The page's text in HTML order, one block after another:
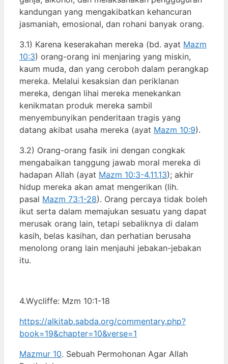
kandungan yang mengakibatkan kehancuran
jasmaniah, emosional, dan rohani banyak orang.
3.1) Karena keserakahan mereka (bd. ayat Mazm
10:3) orang-orang ini menjaring yang miskin,
kaum muda, dan yang ceroboh dalam perangkap
mereka. Melalui kesaksian dan periklanan
mereka, dengan lihai mereka menekankan
kenikmatan produk mereka sambil
menyembunyikan penderitaan tragis yang
datang akibat usaha mereka (ayat Mazm 10:9).
3.2) Orang-orang fasik ini dengan congkak
mengabaikan tanggung jawab moral mereka di
hadapan Allah (ayat Mazm 10:3-4,11,13); akhir
hidup mereka akan amat mengerikan (lih.
pasal Mazm 73:1-28). Orang percaya tidak boleh
ikut serta dalam memajukan sesuatu yang dapat
merusak orang lain, tetapi sebaliknya di dalam
kasih, belas kasihan, dan perhatian berusaha
menolong orang lain menjauhi jebakan-jebakan
itu.
4.Wycliffe: Mzm 10:1-18
https://alkitab.sabda.org/commentary.php?
book=19&chapter=10&verse=1
Mazmur 10. Sebuah Permohonan Agar Allah